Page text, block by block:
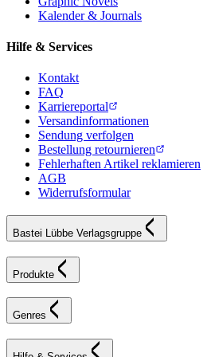
Kalender & Journals
Hilfe & Services
Kontakt
FAQ
Karriereportal
Versandinformationen
Sendung verfolgen
Bestellung retournieren
Fehlerhaften Artikel reklamieren
AGB
Widerrufsformular
Bastei Lübbe Verlagsgruppe
Produkte
Genres